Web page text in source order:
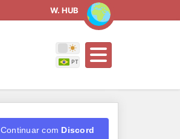
W. HUB
Continuar com Discord